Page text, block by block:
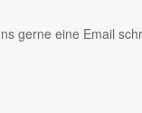
gerne eine Email